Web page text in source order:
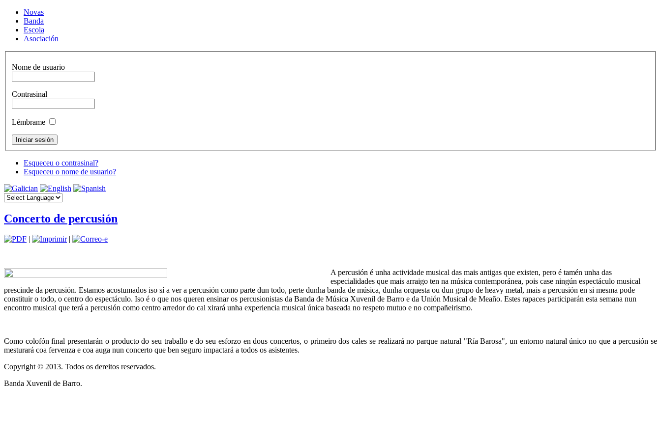
Novas
Banda
Escola
Asociación
Nome de usuario
Contrasinal
Lémbrame
Esqueceu o contrasinal?
Esqueceu o nome de usuario?
Concerto de percusión
| |
A percusión é unha actividade musical das mais antigas que existen, pero é tamén unha das
especialidades que mais arraigo ten na música contemporánea, pois case ningún espectáculo musical
prescinde da percusión. Estamos acostumados iso sí a ver a percusión como parte dun todo, perte dunha banda de música, dunha orquesta ou dun grupo de heavy metal, mais a percusión en si mesma pode
constituir o todo, o centro do espectáculo. Iso é o que nos queren ensinar os percusionistas da Banda de Música Xuvenil de Barro e da Unión Musical de Meaño. Estes rapaces participarán esta semana nun
encontro musical que terá a percusión como centro arredor do cal xirará unha experiencia musical única baseada no respeto mutuo e no compañeirismo.
Como colofón final presentarán o producto do seu traballo e do seu esforzo en dous concertos, o primeiro dos cales se realizará no parque natural "Ría Barosa", un entorno natural único no que a percusión se
mesturará coa fervenza e coa auga nun concerto que ben seguro impactará a todos os asistentes.
Copyright © 2013. Todos os dereitos reservados.
Banda Xuvenil de Barro.